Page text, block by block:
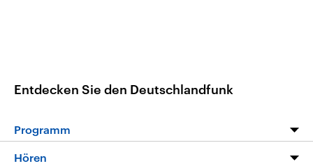
Entdecken Sie den Deutschlandfunk
Programm
Programm
Hören